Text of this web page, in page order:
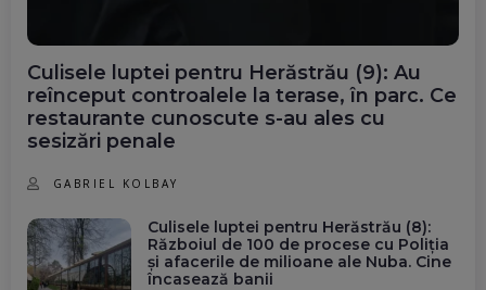
Culisele luptei pentru Herăstrău (9): Au
reînceput controalele la terase, în parc. Ce
restaurante cunoscute s-au ales cu
sesizări penale
GABRIEL KOLBAY
Culisele luptei pentru Herăstrău (8):
Războiul de 100 de procese cu Poliția
și afacerile de milioane ale Nuba. Cine
încasează banii